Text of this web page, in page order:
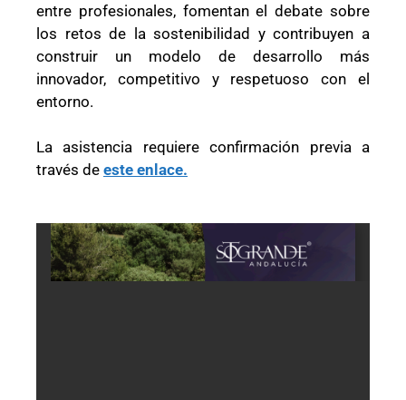
entre profesionales, fomentan el debate sobre
los retos de la sostenibilidad y contribuyen a
construir un modelo de desarrollo más
innovador, competitivo y respetuoso con el
entorno.
La asistencia requiere confirmación previa a
través de este enlace.